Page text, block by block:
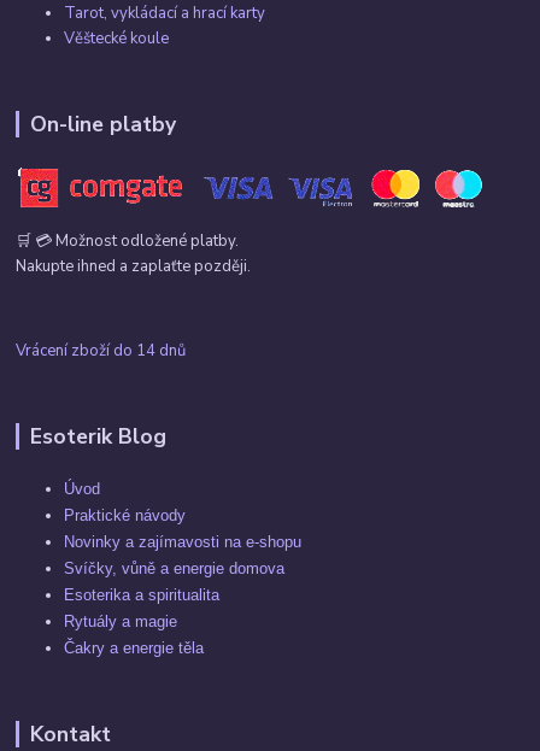
Tarot, vykládací a hrací karty
Věštecké koule
On-line platby
🛒 💳 Možnost odložené platby.
Nakupte ihned a zaplaťte později.
Vrácení zboží do 14 dnů
Esoterik Blog
Úvod
Praktické návody
Novinky a zajímavosti na e-shopu
Svíčky, vůně a energie domova
Esoterika a spiritualita
Rytuály a magie
Čakry a energie těla
Kontakt